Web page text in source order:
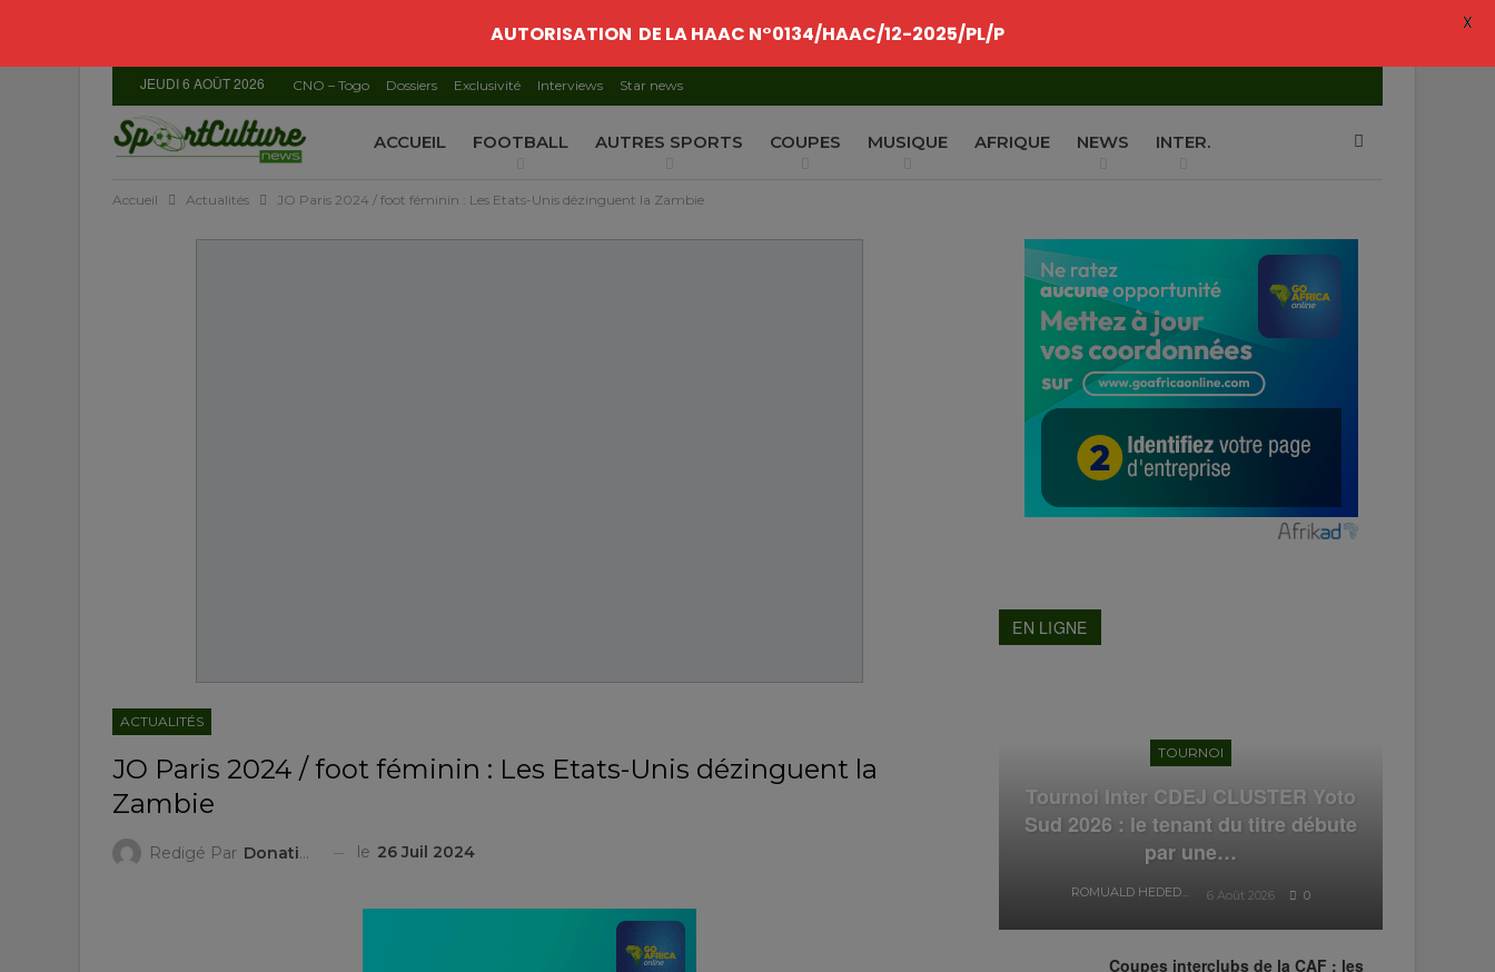
JEUDI 6 AOÛT 2026 CNO – Togo Dossiers Exclusivité Interviews Star news
ACCUEIL FOOTBALL AUTRES SPORTS COUPES MUSIQUE AFRIQUE NEWS INTER.
Accueil Actualités JO Paris 2024 / foot féminin : Les Etats-Unis dézinguent la Zambie
ACTUALITÉS
JO Paris 2024 / foot féminin : Les Etats-Unis dézinguent la
Zambie
Redigé Par Donatien ZIGGAH le 26 Juil 2024
EN LIGNE
TOURNOI
Tournoi Inter CDEJ CLUSTER Yoto
Sud 2026 : le tenant du titre débute
par une…
6 Août 2026 0
Coupes interclubs de la CAF : les
AUTORISATION DE LA HAAC N°0134/HAAC/12-2025/PL/P X